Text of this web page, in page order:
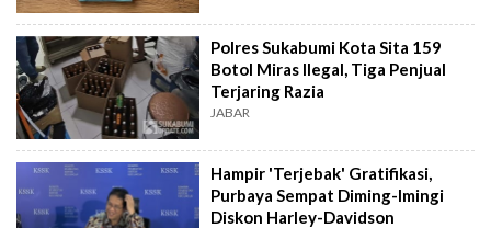
Polres Sukabumi Kota Sita 159
Botol Miras Ilegal, Tiga Penjual
Terjaring Razia
JABAR
Hampir 'Terjebak' Gratifikasi,
Purbaya Sempat Diming-Imingi
Diskon Harley-Davidson